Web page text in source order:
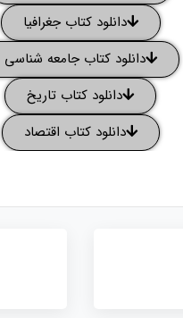
دانلود کتاب جغرافیا
دانلود کتاب جامعه شناسی
دانلود کتاب تاریخ
دانلود کتاب اقتصاد